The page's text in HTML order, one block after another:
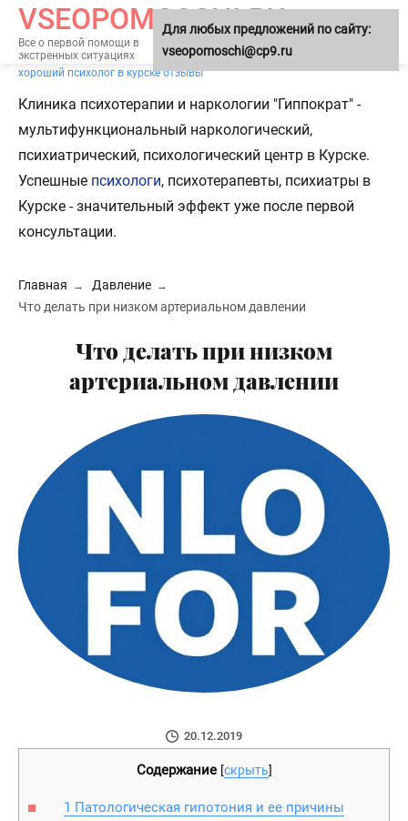
VSEOPOMOSCHI.RU
Все о первой помощи в
экстренных ситуациях
МЕНЮ
хороший психолог в курске отзывы
Клиника психотерапии и наркологии "Гиппократ" -
мультифункциональный наркологический,
психиатрический, психологический центр в Курске.
Успешные психологи, психотерапевты, психиатры в
Курске - значительный эффект уже после первой
консультации.
Главная
Давление
Что делать при низком артериальном давлении
Что делать при низком
артериальном давлении
20.12.2019
Содержание [скрыть]
1 Патологическая гипотония и ее причины
Для любых предложений по сайту:
vseopomoschi@cp9.ru